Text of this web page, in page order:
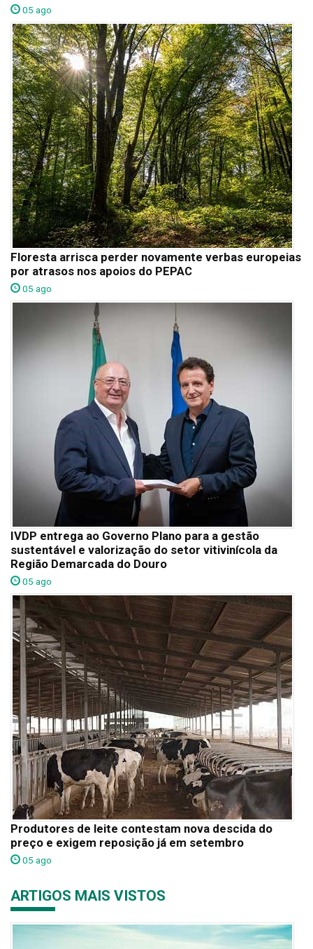
05 ago
Floresta arrisca perder novamente verbas europeias
por atrasos nos apoios do PEPAC
05 ago
IVDP entrega ao Governo Plano para a gestão
sustentável e valorização do setor vitivinícola da
Região Demarcada do Douro
05 ago
Produtores de leite contestam nova descida do
preço e exigem reposição já em setembro
05 ago
ARTIGOS MAIS VISTOS